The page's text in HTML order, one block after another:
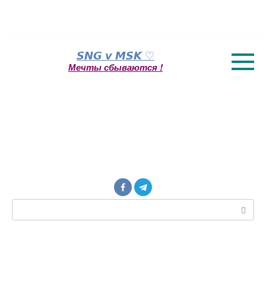
𝙎𝙉𝙂 𝙫 𝙈𝙎𝙆 ♡
Мечты сбываются !
Поиск: